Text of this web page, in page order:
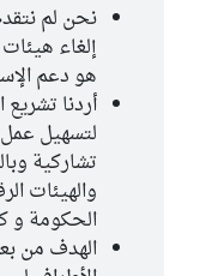
نحن لم
إلغاء
هو دعم
أردنا
لتسهيل
تشاركية
والهيئات
الحكومة و
الهدف من